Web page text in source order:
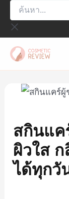
ค้นหา...
สกินแค
ผิวใส
ได้ทุกวั